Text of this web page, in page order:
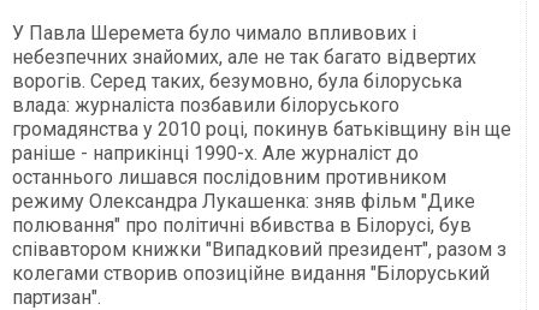
У Павла Шеремета було чимало впливових і
небезпечних знайомих, але не так багато відвертих
ворогів. Серед таких, безумовно, була білоруська
влада: журналіста позбавили білоруського
громадянства у 2010 році, покинув батьківщину він ще
раніше - наприкінці 1990-х. Але журналіст до
останнього лишався послідовним противником
режиму Олександра Лукашенка: зняв фільм "Дике
полювання" про політичні вбивства в Білорусі, був
співавтором книжки "Випадковий президент", разом з
колегами створив опозиційне видання "Білоруський
партизан".